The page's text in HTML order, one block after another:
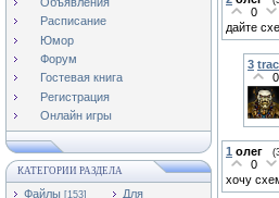
Расписание
Юмор
Форум
Гостевая книга
Регистрация
Онлайн игры
КАТЕГОРИИ РАЗДЕЛА
Файлы [153]
Для
0
дайте
3
0
1 олег
0
хочу